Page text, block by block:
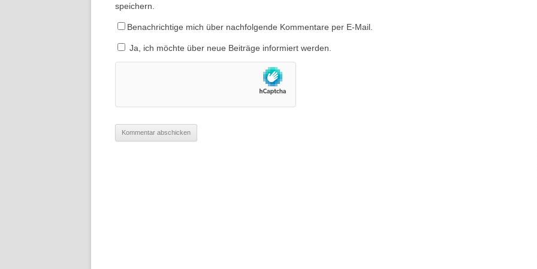
speichern.
Benachrichtige mich über nachfolgende Kommentare per E-Mail.
Ja, ich möchte über neue Beiträge informiert werden.